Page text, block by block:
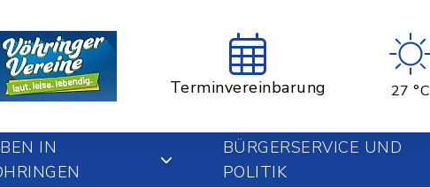
Terminvereinbarung 27 °C
IN
BÜRGERSERVICE UND
POLITIK